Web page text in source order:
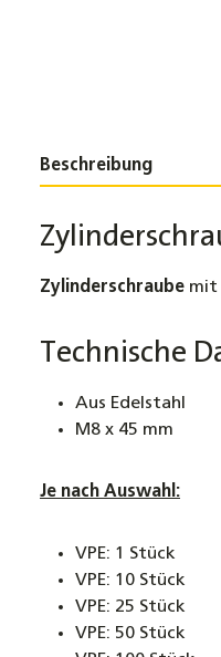
Beschreibung
Zylinderschraube mit
Technische
Aus Edelstahl
M8 x 45 mm
Je nach Auswahl:
VPE: 1 Stück
VPE: 10 Stück
VPE: 25 Stück
VPE: 50 Stück